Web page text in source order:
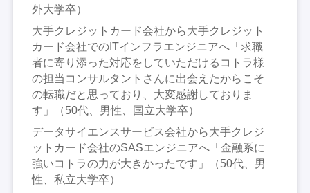
外大学卒）
大手クレジットカード会社から大手クレジット
カード会社でのITインフラエンジニアへ「求職
者に寄り添った対応をしていただけるコトラ様
の担当コンサルタントさんに出会えたからこそ
の転職だと思っており、大変感謝しておりま
す」（50代、男性、国立大学卒）
データサイエンスサービス会社から大手クレジ
ットカード会社のSASエンジニアへ「金融系に
強いコトラの力が大きかったです」（50代、男
性、私立大学卒）